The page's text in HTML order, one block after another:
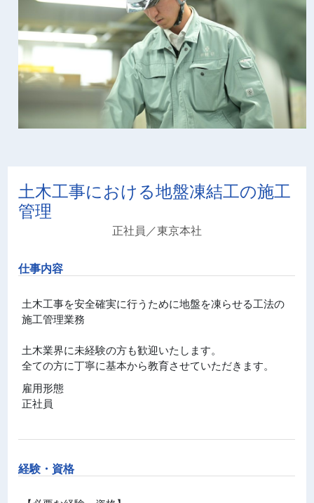
土木工事における地盤凍結工の施工
管理
正社員 ／東京本社
仕事内容
土木工事を安全確実に行うために地盤を凍らせる工法の
施工管理業務
土木業界に未経験の方も歓迎いたします。
全ての方に丁寧に基本から教育させていただきます。
雇用形態
正社員
経験・資格